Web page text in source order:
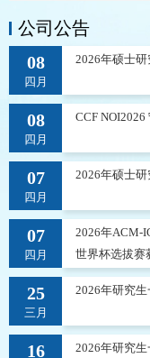
公司公告
08
四月
2026年硕士
08
四月
CCF
07
四月
2026年硕士
07
四月
2026年ACM-
世界杯选拔赛
25
三月
2026年研究
16 2026年研究